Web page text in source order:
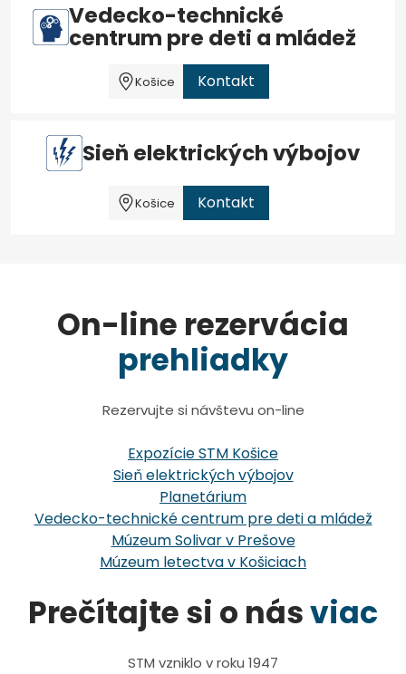
Vedecko-technické
centrum pre deti a mládež
Košice Kontakt
Sieň elektrických výbojov
Košice Kontakt
On-line rezervácia
prehliadky
Rezervujte si návštevu on-line
Expozície STM Košice
Sieň elektrických výbojov
Planetárium
Vedecko-technické centrum pre deti a mládež
Múzeum Solivar v Prešove
Múzeum letectva v Košiciach
Prečítajte si o násviac
STM vzniklo v roku 1947